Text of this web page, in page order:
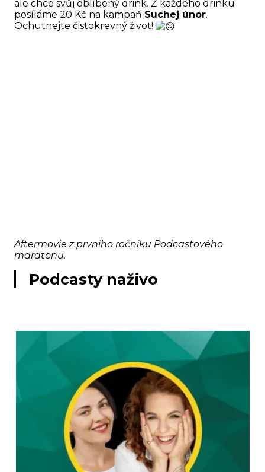
ale chce svůj oblíbený drink. Z každého drinku
posíláme 20 Kč na kampaň Suchej únor.
Ochutnejte čistokrevný život!
Aftermovie z prvního ročníku Podcastového
maratonu.
Podcasty naživo